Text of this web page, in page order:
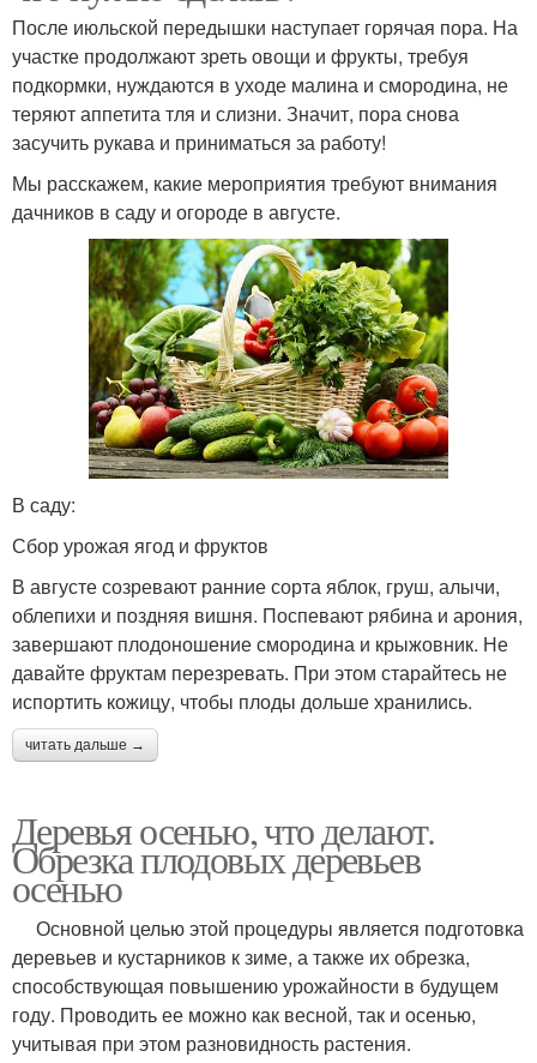
После июльской передышки наступает горячая пора. На
участке продолжают зреть овощи и фрукты, требуя
подкормки, нуждаются в уходе малина и смородина, не
теряют аппетита тля и слизни. Значит, пора снова
засучить рукава и приниматься за работу!
Мы расскажем, какие мероприятия требуют внимания
дачников в саду и огороде в августе.
В саду:
Сбор урожая ягод и фруктов
В августе созревают ранние сорта яблок, груш, алычи,
облепихи и поздняя вишня. Поспевают рябина и арония,
завершают плодоношение смородина и крыжовник. Не
давайте фруктам перезревать. При этом старайтесь не
испортить кожицу, чтобы плоды дольше хранились.
читать дальше →
Деревья осенью, что делают.
Обрезка плодовых деревьев
осенью
Основной целью этой процедуры является подготовка
деревьев и кустарников к зиме, а также их обрезка,
способствующая повышению урожайности в будущем
году. Проводить ее можно как весной, так и осенью,
учитывая при этом разновидность растения.